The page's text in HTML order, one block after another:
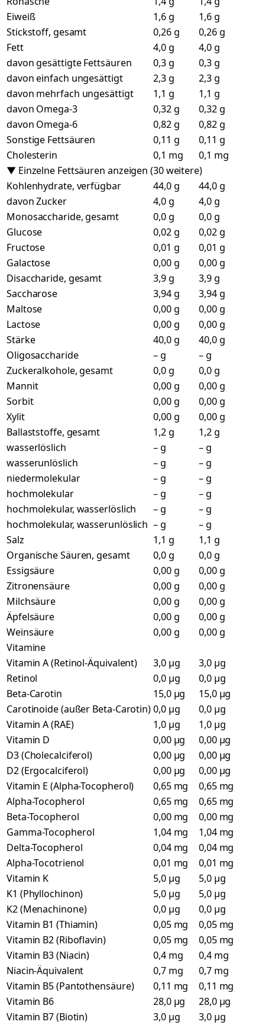
Eiweiß
1,6 g
1,6 g
Stickstoff, gesamt
0,26 g
0,26 g
Fett
4,0 g
4,0 g
davon gesättigte Fettsäuren
0,3 g
0,3 g
davon einfach ungesättigt
2,3 g
2,3 g
davon mehrfach ungesättigt
1,1 g
1,1 g
davon Omega-3
0,32 g
0,32 g
davon Omega-6
0,82 g
0,82 g
Sonstige Fettsäuren
0,11 g
0,11 g
Cholesterin
0,1 mg
0,1 mg
▼ Einzelne Fettsäuren anzeigen (30 weitere)
Kohlenhydrate, verfügbar
44,0 g
44,0 g
davon Zucker
4,0 g
4,0 g
Monosaccharide, gesamt
0,0 g
0,0 g
Glucose
0,02 g
0,02 g
Fructose
0,01 g
0,01 g
Galactose
0,00 g
0,00 g
Disaccharide, gesamt
3,9 g
3,9 g
Saccharose
3,94 g
3,94 g
Maltose
0,00 g
0,00 g
Lactose
0,00 g
0,00 g
Stärke
40,0 g
40,0 g
Oligosaccharide
– g
– g
Zuckeralkohole, gesamt
0,0 g
0,0 g
Mannit
0,00 g
0,00 g
Sorbit
0,00 g
0,00 g
Xylit
0,00 g
0,00 g
Ballaststoffe, gesamt
1,2 g
1,2 g
wasserlöslich
– g
– g
wasserunlöslich
– g
– g
niedermolekular
– g
– g
hochmolekular
– g
– g
hochmolekular, wasserlöslich
– g
– g
hochmolekular, wasserunlöslich – g
– g
Salz
1,1 g
1,1 g
Organische Säuren, gesamt
0,0 g
0,0 g
Essigsäure
0,00 g
0,00 g
Zitronensäure
0,00 g
0,00 g
Milchsäure
0,00 g
0,00 g
Äpfelsäure
0,00 g
0,00 g
Weinsäure
0,00 g
0,00 g
Vitamine
Vitamin A (Retinol-Äquivalent)
3,0 µg
3,0 µg
Retinol
0,0 µg
0,0 µg
Beta-Carotin
15,0 µg
15,0 µg
Carotinoide (außer Beta-Carotin)0,0 µg
0,0 µg
Vitamin A (RAE)
1,0 µg
1,0 µg
Vitamin D
0,00 µg
0,00 µg
D3 (Cholecalciferol)
0,00 µg
0,00 µg
D2 (Ergocalciferol)
0,00 µg
0,00 µg
Vitamin E (Alpha-Tocopherol)
0,65 mg
0,65 mg
Alpha-Tocopherol
0,65 mg
0,65 mg
Beta-Tocopherol
0,00 mg
0,00 mg
Gamma-Tocopherol
1,04 mg
1,04 mg
Delta-Tocopherol
0,04 mg
0,04 mg
Alpha-Tocotrienol
0,01 mg
0,01 mg
Vitamin K
5,0 µg
5,0 µg
K1 (Phyllochinon)
5,0 µg
5,0 µg
K2 (Menachinone)
0,0 µg
0,0 µg
Vitamin B1 (Thiamin)
0,05 mg
0,05 mg
Vitamin B2 (Riboflavin)
0,05 mg
0,05 mg
Vitamin B3 (Niacin)
0,4 mg
0,4 mg
Niacin-Äquivalent
0,7 mg
0,7 mg
Vitamin B5 (Pantothensäure)
0,11 mg
0,11 mg
Vitamin B6
28,0 µg
28,0 µg
Vitamin B7 (Biotin)
3,0 µg
3,0 µg